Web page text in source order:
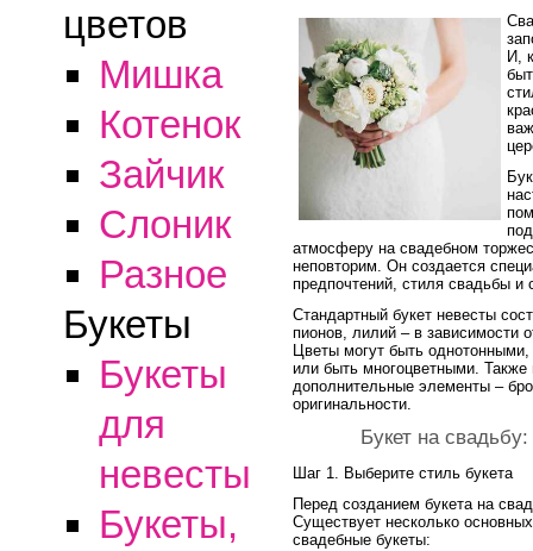
цветов
Мишка
Котенок
Зайчик
Слоник
Разное
Букеты
Букеты
для
невесты
Букеты,
И,
атмосферу на свадебном
неповторим. Он создается
предпочтений, стиля свадьбы и
Стандартный букет невесты
пионов, лилий – в зависимости
Цветы могут быть однотонными,
или быть многоцветными. Также
дополнительные элементы –
оригинальности.
Букет на
Шаг 1. Выберите стиль букета
Перед созданием букета на
Существует несколько
свадебные букеты: